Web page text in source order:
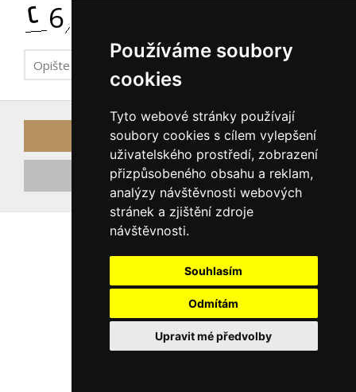
Používáme soubory
cookies
Tyto webové stránky používají
soubory cookies s cílem vylepšení
uživatelského prostředí, zobrazení
přizpůsobeného obsahu a reklam,
analýzy návštěvnosti webových
stránek a zjištění zdroje
návštěvnosti.
Souhlasím
Odmítám
Upravit mé předvolby
Odeslat odkaz k obnově hesla
Registrovat nový účet